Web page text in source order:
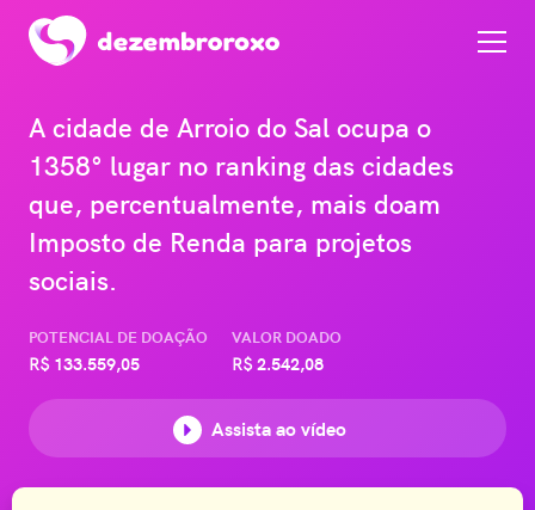
A cidade de Arroio do Sal ocupa o
1358° lugar no ranking das cidades
que, percentualmente, mais doam
Imposto de Renda para projetos
sociais.
POTENCIAL DE DOAÇÃO
R$ 133.559,05
VALOR DOADO
R$2.542,08
Assista ao vídeo